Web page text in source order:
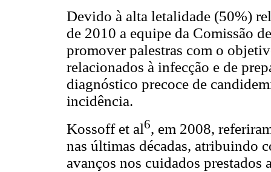
Devido à alta letalidade (50%)
de 2010 a equipe da Comissão
promover palestras com o
relacionados à infecção e de
diagnóstico precoce de
incidência.
Kossoff et al6, em 2008,
nas últimas décadas, atribuindo
avanços nos cuidados prestados